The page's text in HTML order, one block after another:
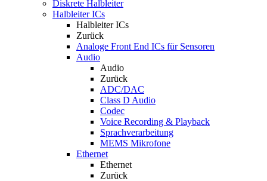
Diskrete Halbleiter
Halbleiter ICs
Halbleiter ICs
Zurück
Analoge Front End ICs für Sensoren
Audio
Audio
Zurück
ADC/DAC
Class D Audio
Codec
Voice Recording & Playback
Sprachverarbeitung
MEMS Mikrofone
Ethernet
Ethernet
Zurück